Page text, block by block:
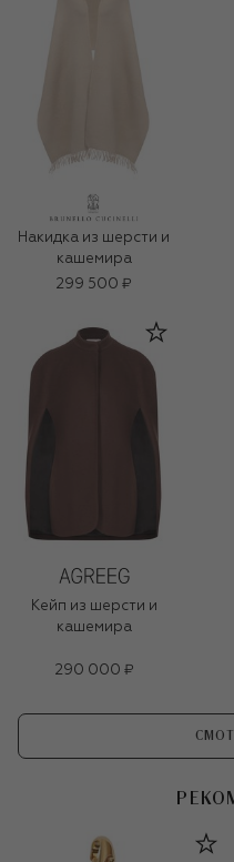
Накидка из шерсти и
кашемира
299 500 ₽
Кейп из шерсти и
кашемира
290 000 ₽